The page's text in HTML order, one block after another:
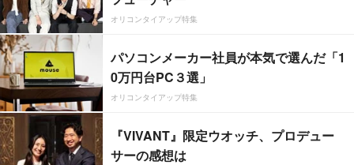
オリコンタイアップ特集
パソコンメーカー社員が本気で選んだ「1
0万円台PC３選」
オリコンタイアップ特集
『VIVANT』限定ウオッチ、プロデュー
サーの感想は